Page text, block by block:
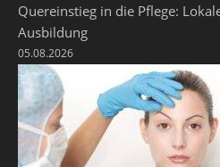
Quereinstieg in die Pflege:
Ausbildung
05.08.2026